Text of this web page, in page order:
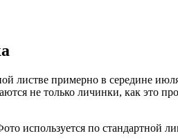
листве примерно в середине
не только личинки, как это
используется по стандартной